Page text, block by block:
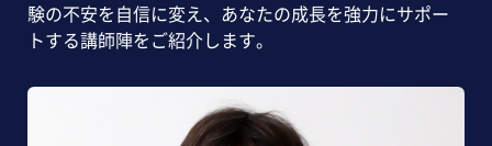
験の不安を自信に変え、あなたの成長を強力にサポー
トする講師陣をご紹介します。